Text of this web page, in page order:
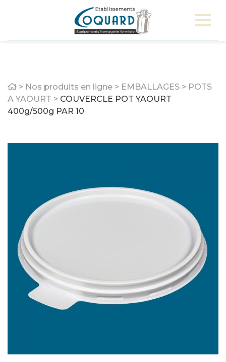
Home
> Nos produits en ligne > EMBALLAGES > POTS
A YAOURT > COUVERCLE POT YAOURT
400g/500g PAR 10